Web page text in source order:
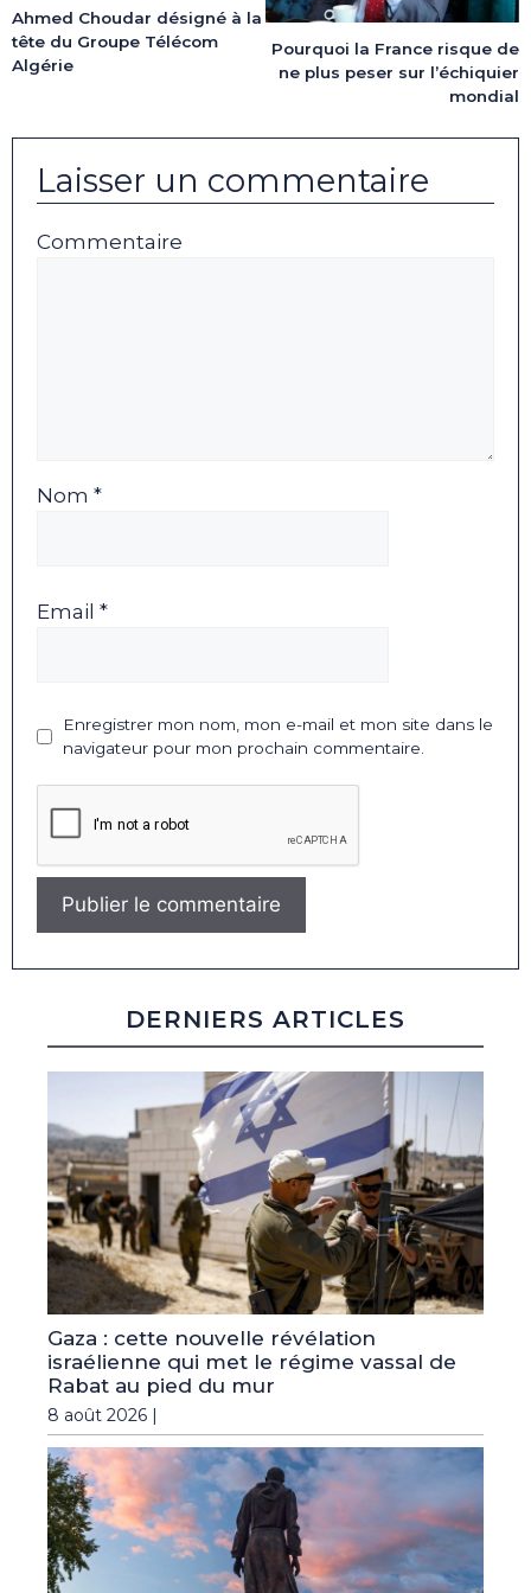
Ahmed Choudar désigné à la
tête du Groupe Télécom
Algérie
Pourquoi la France risque de
ne plus peser sur l’échiquier
mondial
Laisser un commentaire
Commentaire
Nom *
Email *
Enregistrer mon nom, mon e-mail et mon site dans le
navigateur pour mon prochain commentaire.
DERNIERS ARTICLES
Gaza : cette nouvelle révélation
israélienne qui met le régime vassal de
Rabat au pied du mur
8 août 2026 |